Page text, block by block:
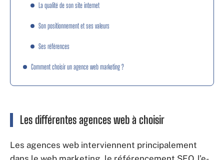
La qualité de son site internet
Son positionnement et ses valeurs
Ses références
Comment choisir un agence web marketing ?
Les différentes agences web à choisir
Les agences web interviennent principalement